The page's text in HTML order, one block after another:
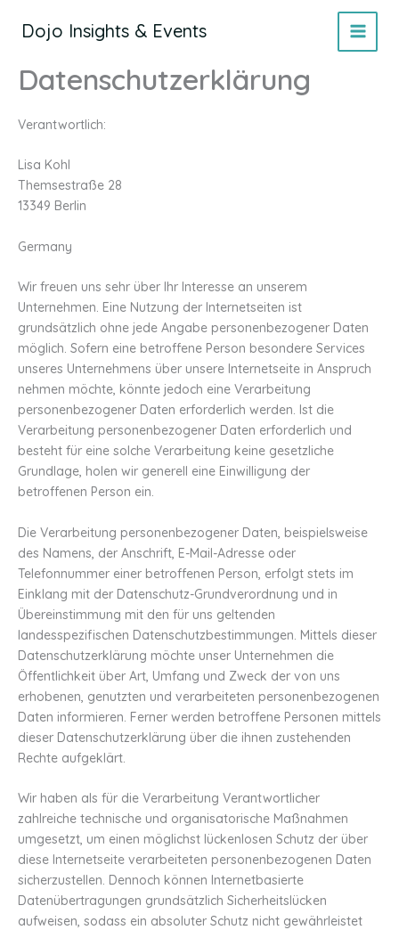
InhaltDojo Insights & Events
Datenschutzerklärung
Verantwortlich:
Lisa Kohl
Themsestraße 28
13349 Berlin
Germany
Wir freuen uns sehr über Ihr Interesse an unserem
Unternehmen. Eine Nutzung der Internetseiten ist
grundsätzlich ohne jede Angabe personenbezogener Daten
möglich. Sofern eine betroffene Person besondere Services
unseres Unternehmens über unsere Internetseite in Anspruch
nehmen möchte, könnte jedoch eine Verarbeitung
personenbezogener Daten erforderlich werden. Ist die
Verarbeitung personenbezogener Daten erforderlich und
besteht für eine solche Verarbeitung keine gesetzliche
Grundlage, holen wir generell eine Einwilligung der
betroffenen Person ein.
Die Verarbeitung personenbezogener Daten, beispielsweise
des Namens, der Anschrift, E-Mail-Adresse oder
Telefonnummer einer betroffenen Person, erfolgt stets im
Einklang mit der Datenschutz-Grundverordnung und in
Übereinstimmung mit den für uns geltenden
landesspezifischen Datenschutzbestimmungen. Mittels dieser
Datenschutzerklärung möchte unser Unternehmen die
Öffentlichkeit über Art, Umfang und Zweck der von uns
erhobenen, genutzten und verarbeiteten personenbezogenen
Daten informieren. Ferner werden betroffene Personen mittels
dieser Datenschutzerklärung über die ihnen zustehenden
Rechte aufgeklärt.
Wir haben als für die Verarbeitung Verantwortlicher
zahlreiche technische und organisatorische Maßnahmen
umgesetzt, um einen möglichst lückenlosen Schutz der über
diese Internetseite verarbeiteten personenbezogenen Daten
sicherzustellen. Dennoch können Internetbasierte
Datenübertragungen grundsätzlich Sicherheitslücken
aufweisen, sodass ein absoluter Schutz nicht gewährleistet